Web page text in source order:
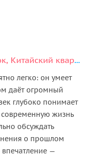
Вечерний Бангкок: храмы, рынок, Китайский квартал и уличная еда
легко: он умеет
даёт огромный
глубоко понимает
современную жизнь
обсуждать
о прошлом
впечатление —